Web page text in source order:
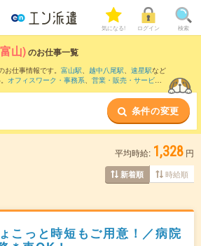
気になる! ログイン 検索
山)のお仕事一覧
仕事情報です。 富山駅、 越中八尾駅、 速星駅など
オフィスワーク・事務系、 営業・販売・サービス
わり条件で絞り込んでいただけます。
条件の変更
平均時給: 1,328 円
新着順 時給順
こっと時短もご用意！／病院